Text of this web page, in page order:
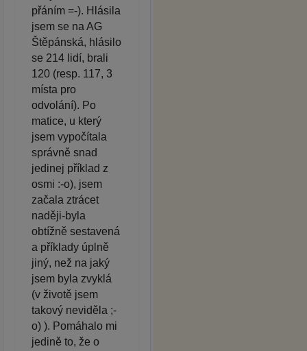
přáním =-). Hlásila
jsem se na AG
Štěpánská, hlásilo
se 214 lidí, brali
120 (resp. 117, 3
místa pro
odvolání). Po
matice, u který
jsem vypočítala
správně snad
jedinej příklad z
osmi :-o), jsem
začala ztrácet
naději-byla
obtížně sestavená
a příklady úplně
jiný, než na jaký
jsem byla zvyklá
(v životě jsem
takový neviděla ;-
o) ). Pomáhalo mi
jedině to, že o